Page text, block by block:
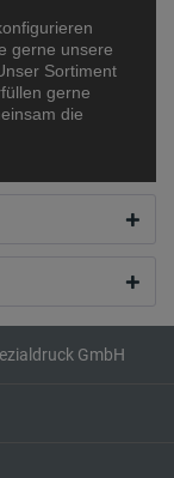
gerne unsere
Sortiment
gerne
die
GmbH